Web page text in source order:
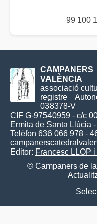
99 100
VALÈNCIA
associació
registre
038378-V
CIF G-97540959 - c/c
Ermita de Santa Llúcia
Telèfon 636 066 978 -
Editor: Francesc LLOP
© Campaners de